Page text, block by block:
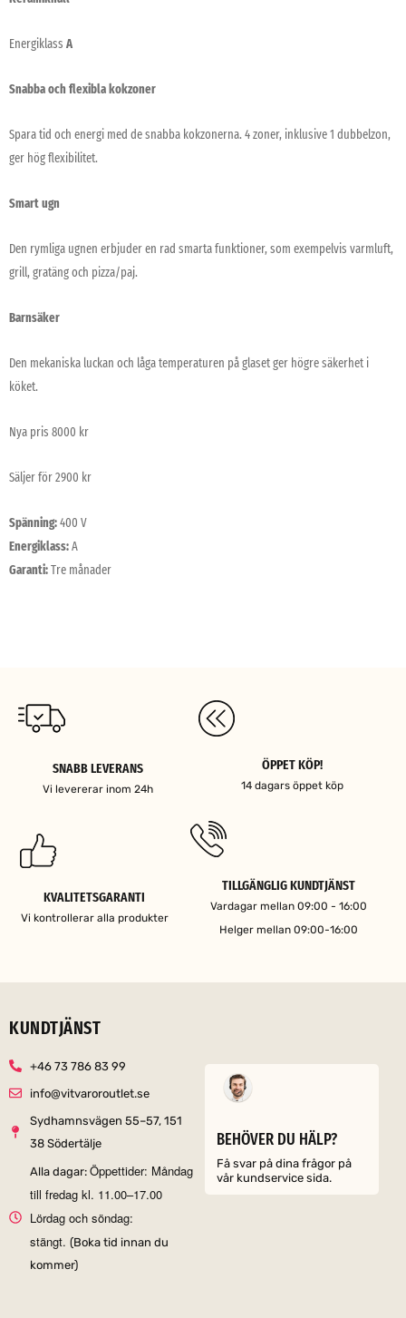
Energiklass A
Snabba och flexibla kokzoner
Spara tid och energi med de snabba kokzonerna. 4 zoner, inklusive 1 dubbelzon,
ger hög flexibilitet.
Smart ugn
Den rymliga ugnen erbjuder en rad smarta funktioner, som exempelvis varmluft,
grill, gratäng och pizza/paj.
Barnsäker
Den mekaniska luckan och låga temperaturen på glaset ger högre säkerhet i
köket.
Nya pris 8000 kr
Säljer för 2900 kr
Spänning:400 V
Energiklass:A
Garanti:Tre månader
SNABB LEVERANS
Vi levererar inom 24h
ÖPPET KÖP!
14 dagars öppet köp
KVALITETSGARANTI
Vi kontrollerar alla produkter
TILLGÄNGLIG KUNDTJÄNST
Vardagar mellan 09:00 - 16:00
Helger mellan 09:00-16:00
KUNDTJÄNST
+46 73 786 83 99
info@vitvaroroutlet.se
Sydhamnsvägen 55–57, 151
38 Södertälje
Alla dagar: Öppettider: Måndag
till fredag kl. 11.00–17.00
Lördag och söndag:
stängt. (Boka tid innan du
kommer)
BEHÖVER DU HÄLP?
Få svar på dina frågor på
vår kundservice sida.